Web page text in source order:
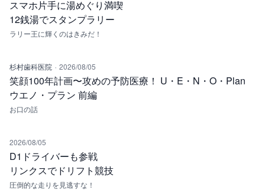
スマホ片手に湯めぐり満喫
12銭湯でスタンプラリー
ラリー王に輝くのはきみだ！
杉村歯科医院 · 2026/08/05
笑顔100年計画〜攻めの予防医療！ U・E・N・O・Plan
ウエノ・プラン 前編
お口の話
2026/08/05
D1ドライバーも参戦
リンクスでドリフト競技
圧倒的な走りを見逃すな！